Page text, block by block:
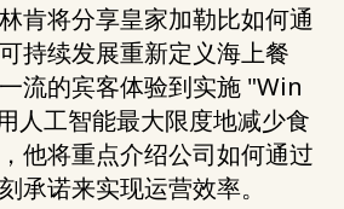
肯将分享皇家加勒比如何通
持续发展重新定义海上餐
流的宾客体验到实施 "Win
人工智能最大限度地减少食
他将重点介绍公司如何通过
承诺来实现运营效率。